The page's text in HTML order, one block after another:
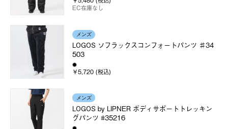
EC在庫なし
メンズ
LOGOS ソフラックスコンフォートパンツ ♯34
503
￥5,720 (税込)
メンズ
LOGOS by LIPNER ボディサポートトレッキン
グパンツ #35216